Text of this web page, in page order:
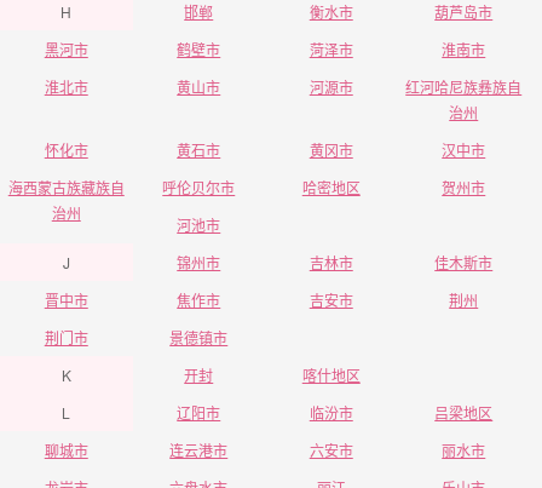
H
邯郸 衡水市
葫芦岛市
黑河市
鹤壁市 菏泽市
淮南市
淮北市
黄山市 河源市
红河哈尼族彝族自
治州
怀化市
黄石市 黄冈市
汉中市
海西蒙古族藏族自
治州
呼伦贝尔市 哈密地区
贺州市
河池市
J
锦州市 吉林市
佳木斯市
晋中市
焦作市 吉安市
荆州
荆门市
景德镇市
K
开封
喀什地区
L
辽阳市 临汾市
吕梁地区
聊城市
连云港市 六安市
丽水市